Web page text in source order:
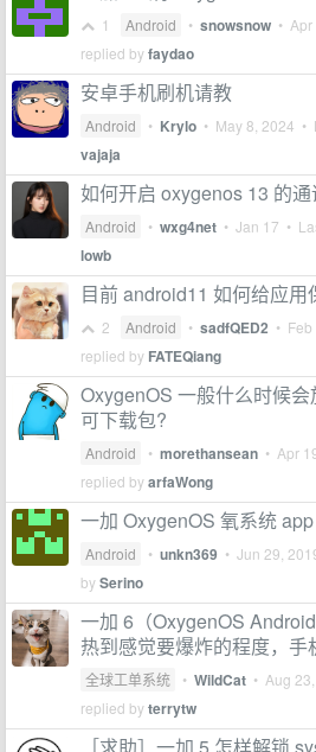
1 Android • snowsnow •
replied byfaydao
安卓手机刷机请教
Android • Krylo • May 8, 2024 •
vajaja
如何开启 oxygenos 13 的
Android • wxg4net • Jan 17 •
lowb
目前 android11 如何给应用
2 Android • sadfQED2 •
replied by FATEQiang
OxygenOS 一般什么时候
可下载包?
Android • morethansean • Apr
replied byarfaWong
一加 OxygenOS 氧系统
Android • unkn369 • Jun 29,
bySerino
一加 6（OxygenOS
热到感觉要爆炸的程度，手
全球工单系统 • WildCat • Aug
replied byterrytw